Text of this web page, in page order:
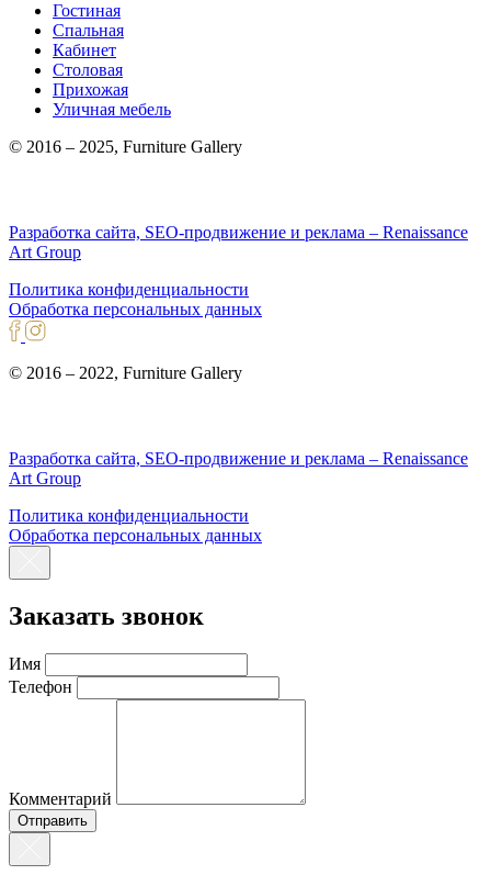
Гостиная
Спальная
Кабинет
Столовая
Прихожая
Уличная мебель
© 2016 – 2025, Furniture Gallery
Разработка сайта, SEO-продвижение и реклама – Renaissance
Art Group
Политика конфиденциальности
Обработка персональных данных
© 2016 – 2022, Furniture Gallery
Разработка сайта, SEO-продвижение и реклама – Renaissance
Art Group
Политика конфиденциальности
Обработка персональных данных
Заказать звонок
Имя
Телефон
Комментарий